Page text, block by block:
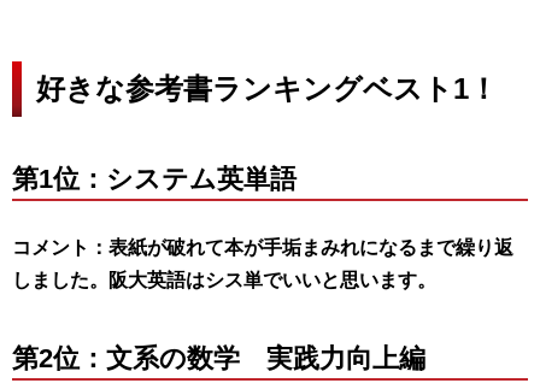
好きな参考書ランキングベスト1！
第1位：システム英単語
コメント：表紙が破れて本が手垢まみれになるまで繰り返
しました。阪大英語はシス単でいいと思います。
第2位：文系の数学 実践力向上編